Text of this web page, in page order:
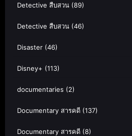
Detective สืบสวน (89)
Detective สืบสวน (46)
Disaster (46)
Disney+ (113)
documentaries (2)
Documentary สารคดี (137)
Documentary สารคดี (8)